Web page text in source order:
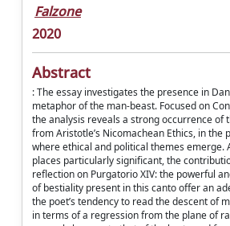
Falzone
2020
Abstract
: The essay investigates the presence in
metaphor of the man-beast. Focused on
the analysis reveals a strong occurrence of
from Aristotle’s Nicomachean Ethics, in the
where ethical and political themes emerge.
places particularly significant, the
reflection on Purgatorio XIV: the powerful
of bestiality present in this canto offer an
the poet’s tendency to read the descent of
in terms of a regression from the plane of